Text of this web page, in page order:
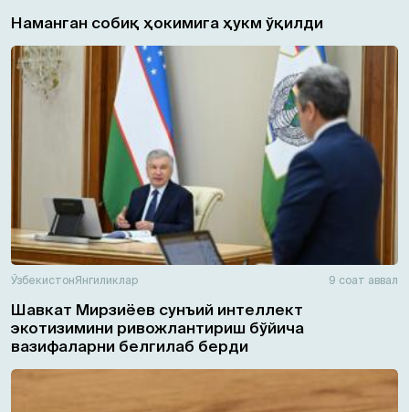
Наманган собиқ ҳокимига ҳукм ўқилди
ЎзбекистонЯнгиликлар 9 соат аввал
Шавкат Мирзиёев сунъий интеллект
экотизимини ривожлантириш бўйича
вазифаларни белгилаб берди